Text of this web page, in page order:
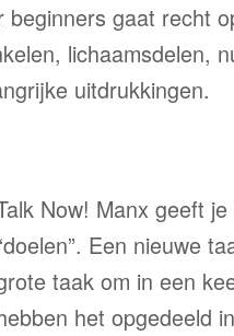
beginners gaat recht
lichaamsdelen,
uitdrukkingen.
Now! Manx geeft
Een nieuwe
taak om in een
het opgedeeld